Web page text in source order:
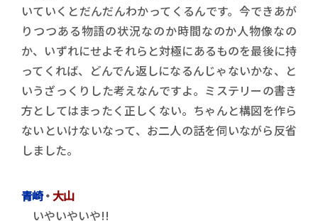
いていくとだんだんわかってくるんです。今できあが
りつつある物語の状況なのか時間なのか人物像なの
か、いずれにせよそれらと対極にあるものを最後に持
ってくれば、どんでん返しになるんじゃないかな、と
いうざっくりした考えなんですよ。ミステリーの書き
方としてはまったく正しくない。ちゃんと構図を作ら
ないといけないなって、お二人の話を伺いながら反省
しました。
青崎・ 大山
いやいやいや!!